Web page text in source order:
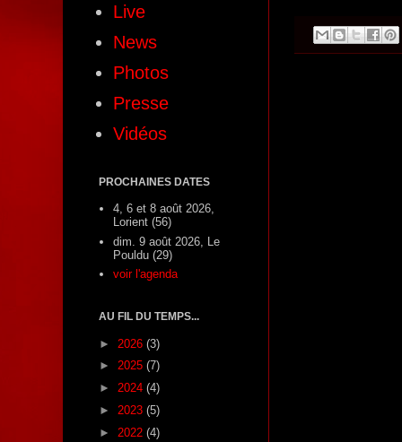
Live
News
Photos
Presse
Vidéos
PROCHAINES DATES
4, 6 et 8 août 2026,
Lorient (56)
dim. 9 août 2026, Le
Pouldu (29)
voir l'agenda
AU FIL DU TEMPS...
► 2026 (3)
► 2025 (7)
► 2024 (4)
► 2023 (5)
► 2022 (4)